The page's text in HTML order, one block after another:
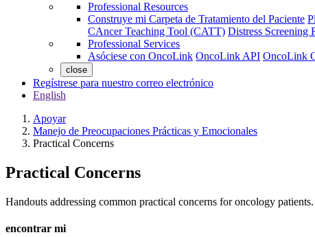
Professional Resources
Construye mi Carpeta de Tratamiento del Paciente
CAncer Teaching Tool (CATT) Distress Screening
Professional Services
Asóciese con OncoLink OncoLink API OncoLink
close
Regístrese para nuestro correo electrónico
English
Apoyar
Manejo de Preocupaciones Prácticas y Emocionales
Practical Concerns
Practical Concerns
Handouts addressing common practical concerns for oncology patients.
encontrar mi